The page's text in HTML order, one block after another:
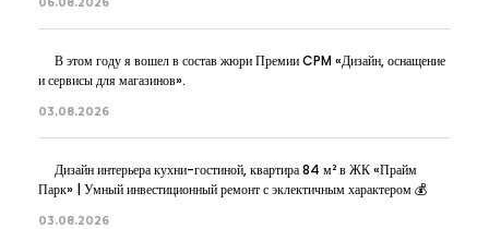
В этом году я вошел в состав жюри Премии CPM «Дизайн, оснащение
и сервисы для магазинов».
03.08.2026
Дизайн интерьера кухни-гостиной, квартира 84 м² в ЖК «Прайм
Парк» | Умный инвестиционный ремонт с эклектичным характером 💰
03.08.2026